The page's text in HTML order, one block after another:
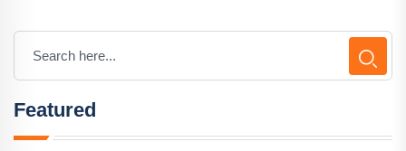
Featured